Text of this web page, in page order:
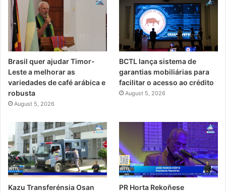
Brasil quer ajudar Timor-
Leste a melhorar as
variedades de café arábica e
robusta
August 5, 2026
BCTL lança sistema de
garantias mobiliárias para
facilitar o acesso ao crédito
August 5, 2026
Kazu Transferénsia Osan
PR Horta Rekoñese